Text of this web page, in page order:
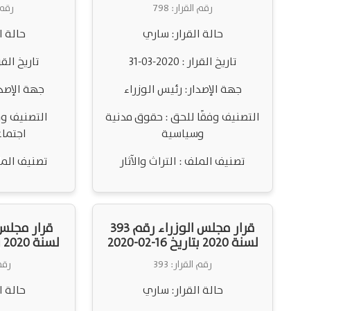
رقم القرار: 798
حالة القرار: ساري
تاريخ القرار : 2020-03-31
جهة الإصدار: رئيس الوزراء
التصنيف وفقًا للحق : حقوق مدنية
وسياسية
تصنيف الملف : التراث والآثار
رقم
حالة
تاريخ القرار :
جهة
التصنيف
تصنيف
قرار مجلس الوزراء رقم 393
لسنة 2020 بتاريخ 16-02-2020
رقم القرار: 393
حالة القرار: ساري
لسنة 2020 بتاريخ 01-01-2020
حالة